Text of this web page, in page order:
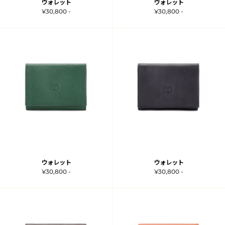
ウォレット
¥30,800 -
ウォレット
¥30,800 -
ウォレット
¥30,800 -
ウォレット
¥30,800 -